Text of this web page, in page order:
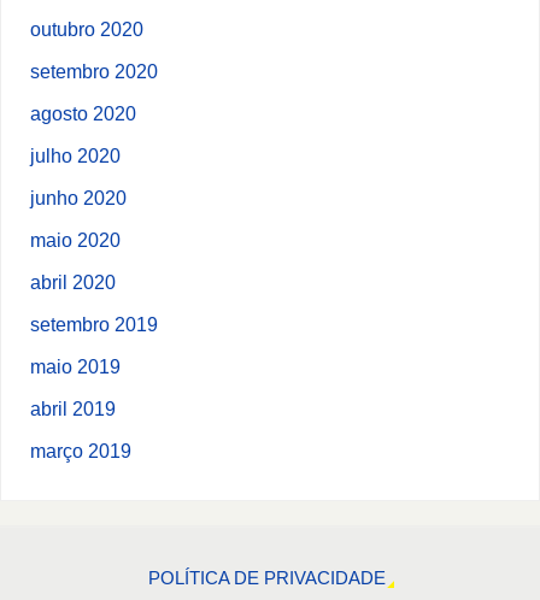
outubro 2020
setembro 2020
agosto 2020
julho 2020
junho 2020
maio 2020
abril 2020
setembro 2019
maio 2019
abril 2019
março 2019
POLÍTICA DE PRIVACIDADE